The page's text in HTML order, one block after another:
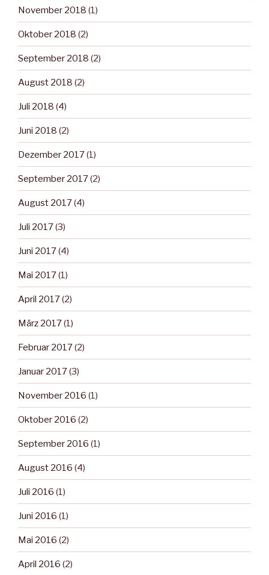
November 2018 (1)
Oktober 2018 (2)
September 2018 (2)
August 2018 (2)
Juli 2018 (4)
Juni 2018 (2)
Dezember 2017(1)
September 2017(2)
August 2017(4)
Juli 2017(3)
Juni 2017(4)
Mai 2017(1)
April 2017(2)
März 2017(1)
Februar 2017(2)
Januar 2017(3)
November 2016 (1)
Oktober 2016 (2)
September 2016 (1)
August 2016 (4)
Juli 2016 (1)
Juni 2016 (1)
Mai 2016 (2)
April 2016 (2)